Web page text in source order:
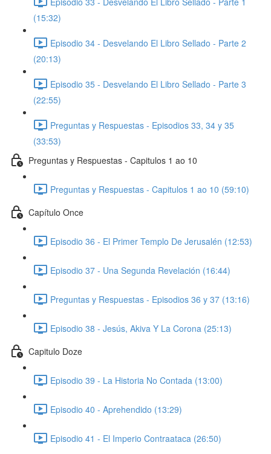
(15:32)
Episodio 34 - Desvelando El Libro Sellado - Parte 2
(20:13)
Episodio 35 - Desvelando El Libro Sellado - Parte 3
(22:55)
Preguntas y Respuestas - Episodios 33, 34 y 35
(33:53)
Preguntas y Respuestas - Capitulos 1 ao 10
Preguntas y Respuestas - Capitulos 1 ao 10 (59:10)
Capítulo Once
Episodio 36 - El Primer Templo De Jerusalén (12:53)
Episodio 37 - Una Segunda Revelación (16:44)
Preguntas y Respuestas - Episodios 36 y 37 (13:16)
Episodio 38 - Jesús, Akiva Y La Corona (25:13)
Capitulo Doze
Episodio 39 - La Historia No Contada (13:00)
Episodio 40 - Aprehendido (13:29)
Episodio 41 - El Imperio Contraataca (26:50)